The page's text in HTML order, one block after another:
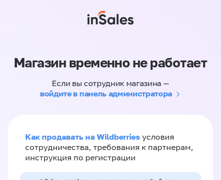
Магазин временно не работает
Если вы сотрудник магазина —
войдите в панель администратора
Как продавать на Wildberries условия
сотрудничества, требования к партнерам,
инструкция по регистрации